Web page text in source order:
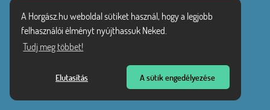
A Horgász.hu weboldal sütiket használ, hogy a legjobb
felhasználói élményt nyújthassuk Neked.
Tudj meg többet!
Elutasítás A sütik engedélyezése